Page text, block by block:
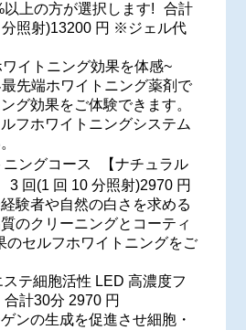
以上の方が選択します! 合計
分照射)13200 円 ※ジェル代
イトニング効果を体感~
先端ホワイトニング薬剤で
グ効果をご体験できます。
フホワイトニングシステム
ニングコース 【ナチュラル
3 回(1 回 10 分照射)2970 円
験者や自然の白さを求める
のクリーニングとコーティ
のセルフホワイトニングをご
テ細胞活性 LED 高濃度フ
計30分 2970 円
ンの生成を促進させ細胞・